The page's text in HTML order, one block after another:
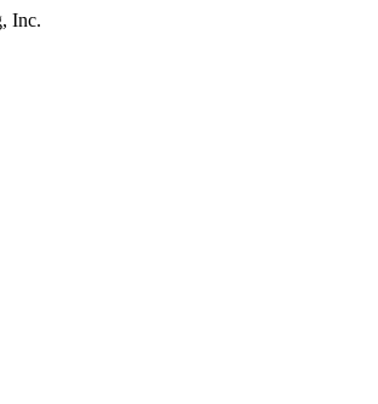
Inc.